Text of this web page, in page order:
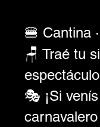
🍔 Cantina
🪑 Traé tu
🎭 ¡Si